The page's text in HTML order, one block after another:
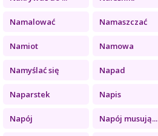
Namalować Namaszczać
Namiot Namowa
Namyślać się Napad
Naparstek Napis
Napój Napój musują...